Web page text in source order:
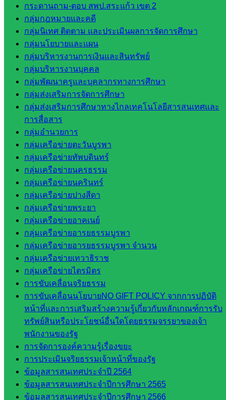
กระดานถาม-ตอบ สพป.สระแก้ว เขต 2
กลุ่มกฎหมายและคดี
กลุ่มนิเทศ ติดตาม และประเมินผลการจัดการศึกษา
กลุ่มนโยบายและแผน
กลุ่มบริหารงานการเงินและสินทรัพย์
กลุ่มบริหารงานบุคคล
กลุ่มพัฒนาครูและบุคลากรทางการศึกษา
กลุ่มส่งเสริมการจัดการศึกษา
กลุ่มส่งเสริมการศึกษาทางไกลเทคโนโลยีสารสนเทศและ
การสื่อสาร
กลุ่มอำนวยการ
กลุ่มเครือข่ายตะวันบูรพา
กลุ่มเครือข่ายทัพบดินทร์
กลุ่มเครือข่ายนครธรรม
กลุ่มเครือข่ายนครินทร์
กลุ่มเครือข่ายปางสีดา
กลุ่มเครือข่ายพระยา
กลุ่มเครือข่ายอาคเนย์
กลุ่มเครือข่ายอารยธรรมบูรพา
กลุ่มเครือข่ายอารยธรรมบูรพา จำนวน
กลุ่มเครือข่ายเทวาธิราช
กลุ่มเครือข่ายไตรมิตร
การขับเคลื่อนจริยธรรม
การขับเคลื่อนนโยบายNO GIFT POLICY จากการปฏิบัติ
หน้าที่และการเสริมสร้างความรู้เกี่ยวกับหลักเกณฑ์การรับ
ทรัพย์สินหรือประโยชน์อื่นใดโดยธรรมจรรยาของเจ้า
พนักงานของรัฐ
การจัดการองค์ความรู้เรื่องขยะ
การประเมินจริยธรรมเจ้าหน้าที่ของรัฐ
ข้อมูลสารสนเทศประจำปี 2564
ข้อมูลสารสนเทศประจำปีการศึกษา 2565
ข้อมูลสารสนเทศประจำปีการศึกษา 2566
สพป.สระแก้ว
เขต 2
วิทยาลัย
เทคนิค
สระแก้ว
วิทยาลัย
เทคนิค
วังน้ำเย็น
กศน.สระแก้ว
เว็บไซต์
กลุ่มงาน
ใน
สำนักงาน
กลุ่
มอำนวย
การ
กลุ่ม
บริหาร
งานงาน
เงินและ
สินทรัพย์
กลุ่มน
โยบาย
และแผน
กลุ่มส่ง
เสริมการ
จัดการ
ศึกษา